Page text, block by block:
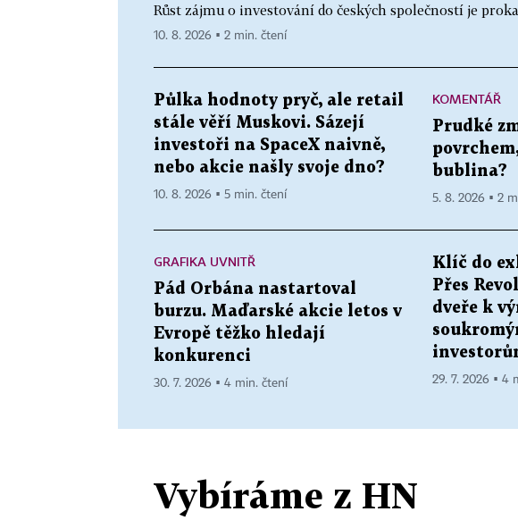
Růst zájmu o investování do českých společností je
10. 8. 2026 ▪ 2 min. čtení
Půlka hodnoty pryč, ale retail
stále věří Muskovi. Sázejí
investoři na SpaceX naivně,
nebo akcie našly svoje dno?
10. 8. 2026 ▪ 5 min. čtení
KOMENTÁŘ
Prudké
bublina?
5. 8. 2026 ▪ 2
GRAFIKA UVNITŘ
Pád Orbána nastartoval
burzu. Maďarské akcie letos v
Evropě těžko hledají
konkurenci
30. 7. 2026 ▪ 4 min. čtení
Klíč do
Přes
dveře k
29. 7. 2026 ▪ 4
Vybíráme z HN